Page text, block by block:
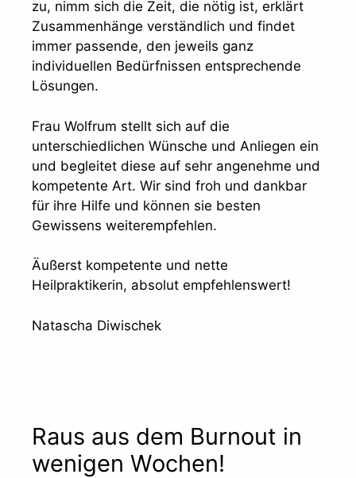
zu, nimm sich die Zeit, die nötig ist, erklärt
Zusammenhänge verständlich und findet
immer passende, den jeweils ganz
individuellen Bedürfnissen entsprechende
Lösungen.
Frau Wolfrum stellt sich auf die
unterschiedlichen Wünsche und Anliegen ein
und begleitet diese auf sehr angenehme und
kompetente Art. Wir sind froh und dankbar
für ihre Hilfe und können sie besten
Gewissens weiterempfehlen.
Äußerst kompetente und nette
Heilpraktikerin, absolut empfehlenswert!
Natascha Diwischek
Raus aus dem Burnout in
wenigen Wochen!